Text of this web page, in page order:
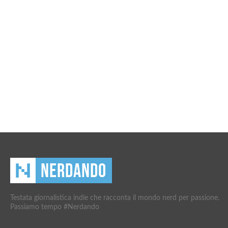
Testata giornalistica indie che racconta il mondo nerd per passione.
Passiamo tempo #Nerdando